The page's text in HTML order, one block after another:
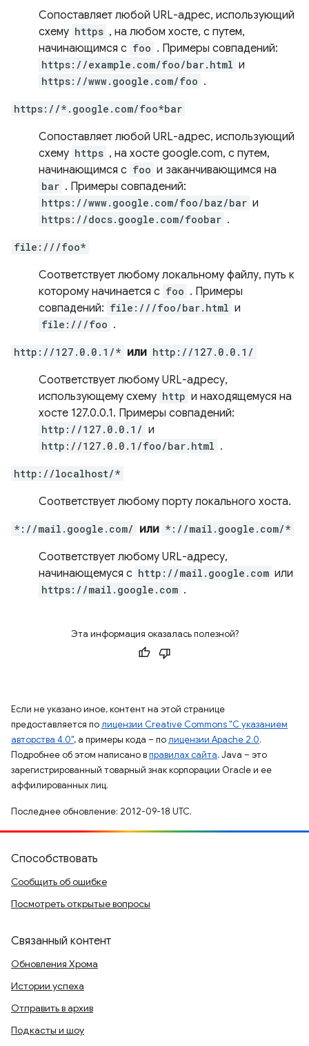
Сопоставляет любой URL-адрес, использующий
схему https , на любом хосте, с путем,
начинающимся с foo . Примеры совпадений:
https://example.com/foo/bar.html и
https://www.google.com/foo .
https://*.google.com/foo*bar
Сопоставляет любой URL-адрес, использующий
схему https , на хосте google.com, с путем,
начинающимся с foo и заканчивающимся на
bar . Примеры совпадений:
https://www.google.com/foo/baz/bar и
https://docs.google.com/foobar .
file:///foo*
Соответствует любому локальному файлу, путь к
которому начинается с foo . Примеры
совпадений: file:///foo/bar.html и
file:///foo .
http://127.0.0.1/* или http://127.0.0.1/
Соответствует любому URL-адресу,
использующему схему http и находящемуся на
хосте 127.0.0.1. Примеры совпадений:
http://127.0.0.1/ и
http://127.0.0.1/foo/bar.html .
http://localhost/*
Соответствует любому порту локального хоста.
*://mail.google.com/ или *://mail.google.com/*
Соответствует любому URL-адресу,
начинающемуся с http://mail.google.com или
https://mail.google.com .
Эта информация оказалась полезной?
Если не указано иное, контент на этой странице
предоставляется полицензии Creative Commons "С указанием
авторства 4.0", а примеры кода – полицензии Apache 2.0.
Подробнее об этом написано вправилах сайта. Java – это
зарегистрированный товарный знак корпорации Oracle и ее
аффилированных лиц.
Последнее обновление: 2012-09-18 UTC.
Способствовать
Сообщить об ошибке
Посмотреть открытые вопросы
Связанный контент
Обновления Хрома
Истории успеха
Отправить в архив
Подкасты и шоу